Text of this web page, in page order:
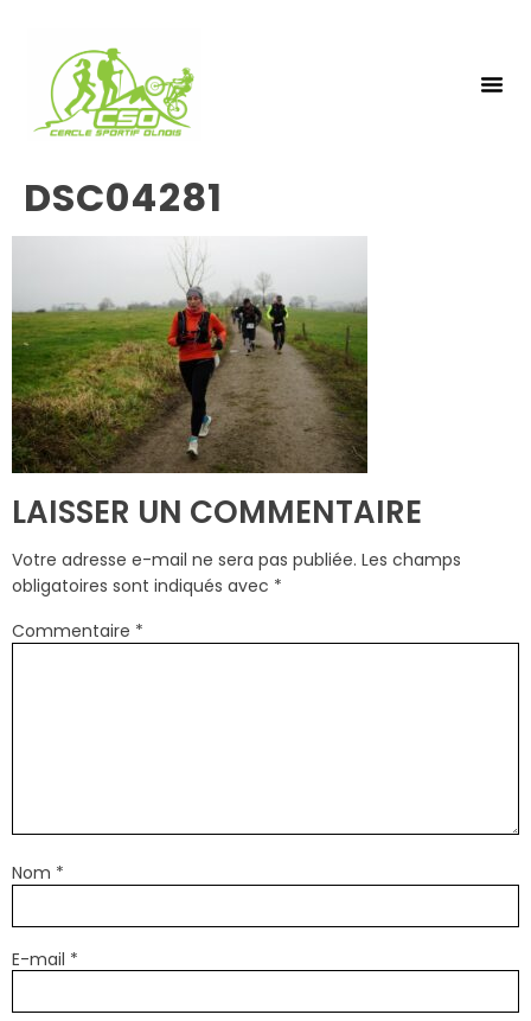
DSC04281
LAISSER UN COMMENTAIRE
Votre adresse e-mail ne sera pas publiée. Les champs
obligatoires sont indiqués avec *
Commentaire *
Nom *
E-mail *